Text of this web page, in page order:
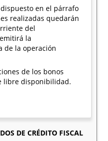
en el párrafo
realizadas quedarán
del
la
de la operación
de los bonos
libre disponibilidad.
DE CRÉDITO FISCAL